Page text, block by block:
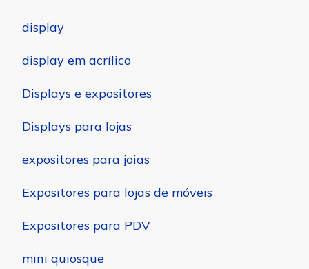
display
display em acrílico
Displays e expositores
Displays para lojas
expositores para joias
Expositores para lojas de móveis
Expositores para PDV
mini quiosque